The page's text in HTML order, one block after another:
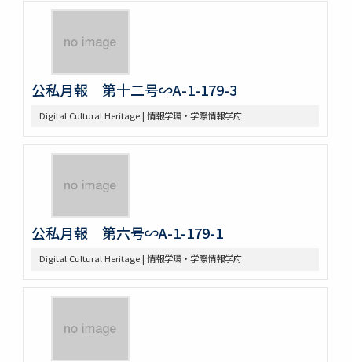
公私月報 第十二号∽A-1-179-3
Digital Cultural Heritage | 情報学環・学際情報学府
公私月報 第六号∽A-1-179-1
Digital Cultural Heritage | 情報学環・学際情報学府